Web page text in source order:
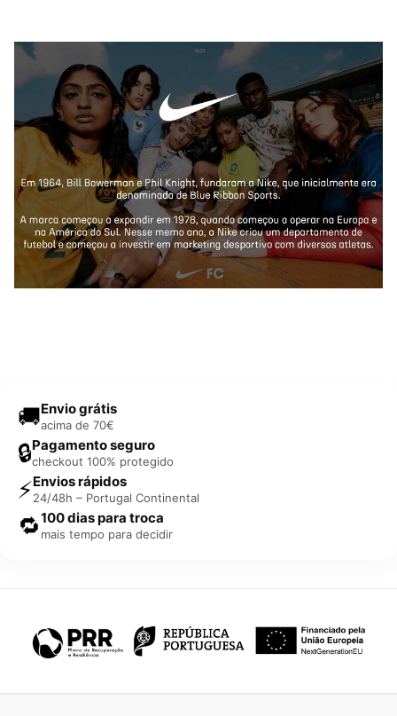
🚚Envio grátis
acima de 70€
🔒Pagamento seguro
checkout 100% protegido
⚡Envios rápidos
24/48h – Portugal Continental
🔁100 dias para troca
mais tempo para decidir